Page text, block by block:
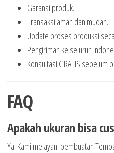
Garansi produk.
Transaksi aman dan mudah.
Update proses produksi
Pengiriman ke seluruh
Konsultasi GRATIS sebelum
FAQ
Apakah ukuran bisa
Ya. Kami melayani pembuatan